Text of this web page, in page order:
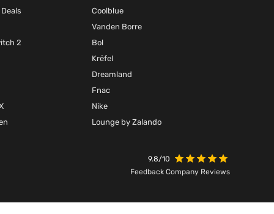
2
Coolblue
Vanden Borre
Bol
Krëfel
Dreamland
Fnac
Nike
Lounge by Zalando
9.8/10
Feedback Company Reviews